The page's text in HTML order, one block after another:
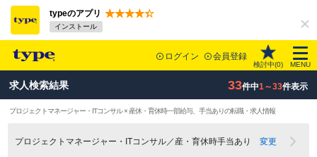
typeのアプリ
インストール
ログイン 会員登録
検討中(0) MENU
求人検索結果 33件中1～33件表示
プロジェクトマネージャー・ITコンサル × 産休・育休時一部給与、手当ありの転職・求人情報
プロジェクトマネージャー・ITコンサル／産・育休時手当あり 変更